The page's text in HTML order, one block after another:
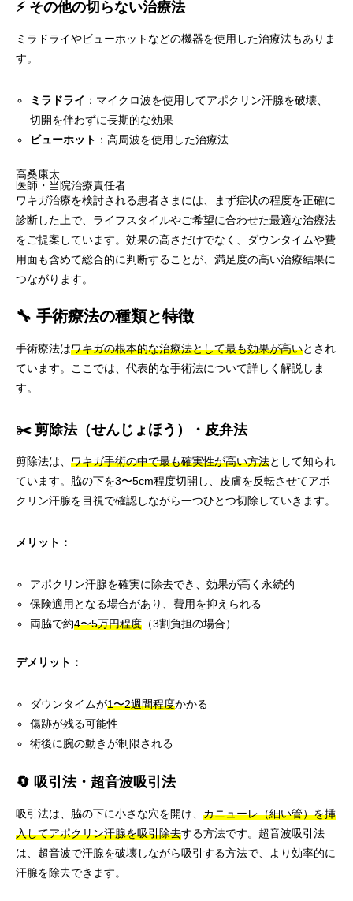
⚡ その他の切らない治療法
ミラドライやビューホットなどの機器を使用した治療法もありま
す。
ミラドライ ：マイクロ波を使用してアポクリン汗腺を破壊、
切開を伴わずに長期的な効果
ビューホット ：高周波を使用した治療法
高桑康太
医師・当院治療責任者
ワキガ治療を検討される患者さまには、まず症状の程度を正確に
診断した上で、ライフスタイルやご希望に合わせた最適な治療法
をご提案しています。効果の高さだけでなく、ダウンタイムや費
用面も含めて総合的に判断することが、満足度の高い治療結果に
つながります。
🔧 手術療法の種類と特徴
手術療法はワキガの根本的な治療法として最も効果が高いとされ
ています。ここでは、代表的な手術法について詳しく解説しま
す。
✂️ 剪除法（せんじょほう）・皮弁法
剪除法は、 ワキガ手術の中で最も確実性が高い方法として知られ
ています。脇の下を3〜5cm程度切開し、皮膚を反転させてアポ
クリン汗腺を目視で確認しながら一つひとつ切除していきます。
メリット：
アポクリン汗腺を確実に除去でき、効果が高く永続的
保険適用となる場合があり、費用を抑えられる
両脇で約4〜5万円程度 （3割負担の場合）
デメリット：
ダウンタイムが1〜2週間程度かかる
傷跡が残る可能性
術後に腕の動きが制限される
🔄 吸引法・超音波吸引法
吸引法は、脇の下に小さな穴を開け、 カニューレ（細い管）を挿
入してアポクリン汗腺を吸引除去する方法です。超音波吸引法
は、超音波で汗腺を破壊しながら吸引する方法で、より効率的に
汗腺を除去できます。